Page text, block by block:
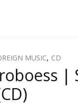
MUSIC, CD
|